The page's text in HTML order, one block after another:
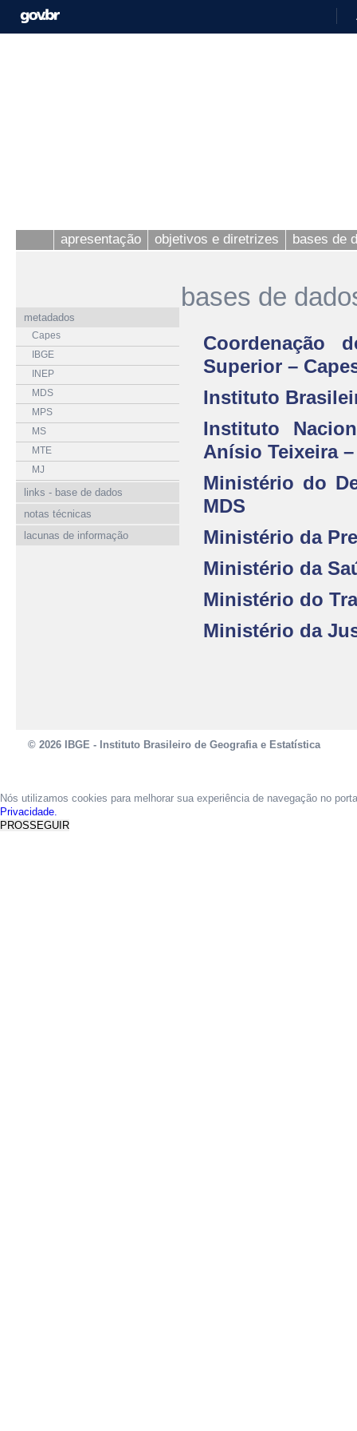
apresentação objetivos e diretrizes bases de
metadados
Capes
IBGE
INEP
MDS
MPS
MS
MTE
MJ
links - base de dados
notas técnicas
lacunas de informação
bases de
Coordenação
Superior –
Instituto
Instituto
Anísio Teixeira
Ministério do
MDS
Ministério da
Ministério da
Ministério do
Ministério da
© 2026 IBGE - Instituto Brasileiro de Geografia e Estatística
Nós utilizamos cookies para melhorar sua experiência de navegação no
Privacidade.
PROSSEGUIR